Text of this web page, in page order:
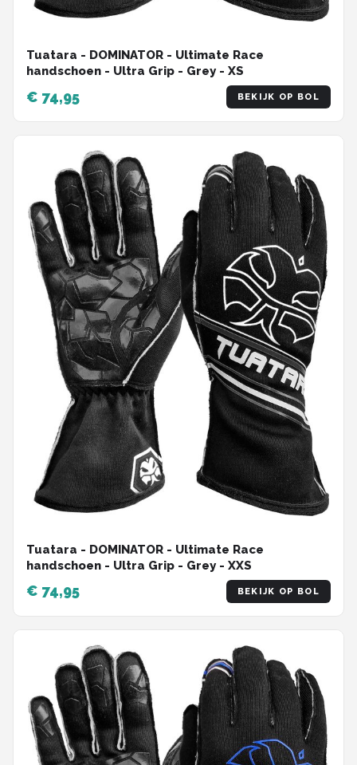
Tuatara - DOMINATOR - Ultimate Race
handschoen - Ultra Grip - Grey - XS
€ 74,95 BEKIJK OP BOL
Tuatara - DOMINATOR - Ultimate Race
handschoen - Ultra Grip - Grey - XXS
€ 74,95 BEKIJK OP BOL